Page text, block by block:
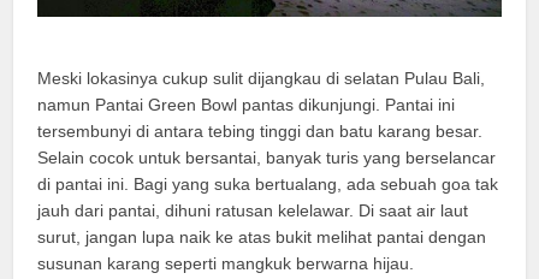
Meski lokasinya cukup sulit dijangkau di selatan Pulau Bali,
namun Pantai Green Bowl pantas dikunjungi. Pantai ini
tersembunyi di antara tebing tinggi dan batu karang besar.
Selain cocok untuk bersantai, banyak turis yang berselancar
di pantai ini. Bagi yang suka bertualang, ada sebuah goa tak
jauh dari pantai, dihuni ratusan kelelawar. Di saat air laut
surut, jangan lupa naik ke atas bukit melihat pantai dengan
susunan karang seperti mangkuk berwarna hijau.